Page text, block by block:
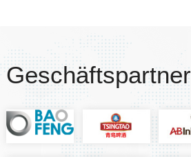
Geschäftspartner